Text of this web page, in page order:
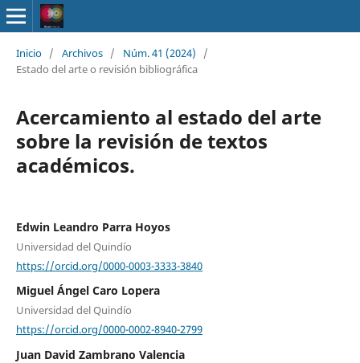
Inicio / Archivos / Núm. 41 (2024)
/
Estado del arte o revisión bibliográfica
Acercamiento al estado del arte
sobre la revisión de textos
académicos.
Edwin Leandro Parra Hoyos
Universidad del Quindío
https://orcid.org/0000-0003-3333-3840
Miguel Ángel Caro Lopera
Universidad del Quindío
https://orcid.org/0000-0002-8940-2799
Juan David Zambrano Valencia